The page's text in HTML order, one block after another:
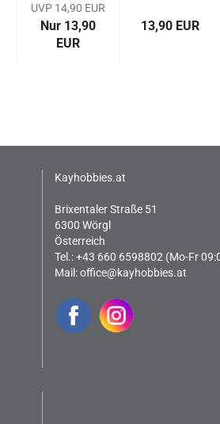
UVP 14,90 EUR
Nur 13,90
EUR
13,90 EUR
Kayhobbies.at
Brixentaler Straße 51
6300 Wörgl
Österreich
Tel.: +43 660 6598802 (Mo-Fr
Mail:office@kayhobbies.at